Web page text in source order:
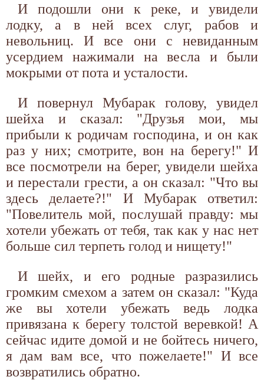
И подошли они к реке, и увидели
лодку, а в ней всех слуг, рабов и
невольниц. И все они с невиданным
усердием нажимали на весла и были
мокрыми от пота и усталости.
И повернул Мубарак голову, увидел
шейха и сказал: "Друзья мои, мы
прибыли к родичам господина, и он как
раз у них; смотрите, вон на берегу!" И
все посмотрели на берег, увидели шейха
и перестали грести, а он сказал: "Что вы
здесь делаете?!" И Мубарак ответил:
"Повелитель мой, послушай правду: мы
хотели убежать от тебя, так как у нас нет
больше сил терпеть голод и нищету!"
И шейх, и его родные разразились
громким смехом а затем он сказал: "Куда
же вы хотели убежать ведь лодка
привязана к берегу толстой веревкой! А
сейчас идите домой и не бойтесь ничего,
я дам вам все, что пожелаете!" И все
возвратились обратно.